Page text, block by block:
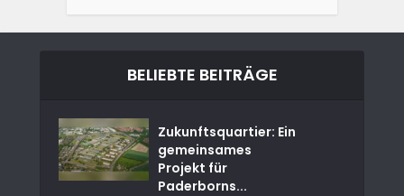
BELIEBTE BEITRÄGE
Zukunftsquartier: Ein
gemeinsames
Projekt für
Paderborns...